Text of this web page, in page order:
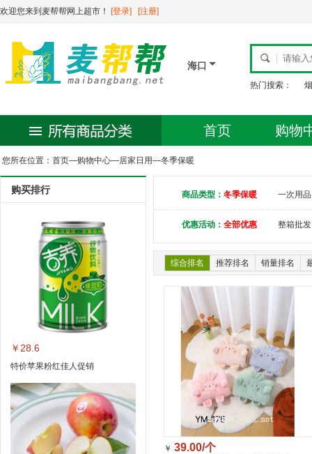
欢迎您来到麦帮帮网上超市！ [登录] [注册]
海口
热门搜索： 烟
首页 购物
您所在位置： 首页—购物中心—居家日用—冬季保暖
购买排行
￥28.6
特价苹果粉红佳人促销
商品类型： 冬季保暖 一次用品
优惠活动： 全部优惠 整箱批发
综合排名 推荐排名 销量排名
￥ 39.00/个